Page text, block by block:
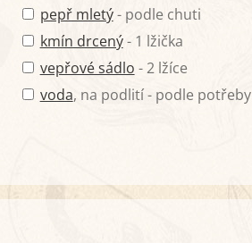
pepř mletý- podle chuti
kmín drcený- 1 lžička
vepřové sádlo - 2 lžíce
voda, na podlití - podle potřeby